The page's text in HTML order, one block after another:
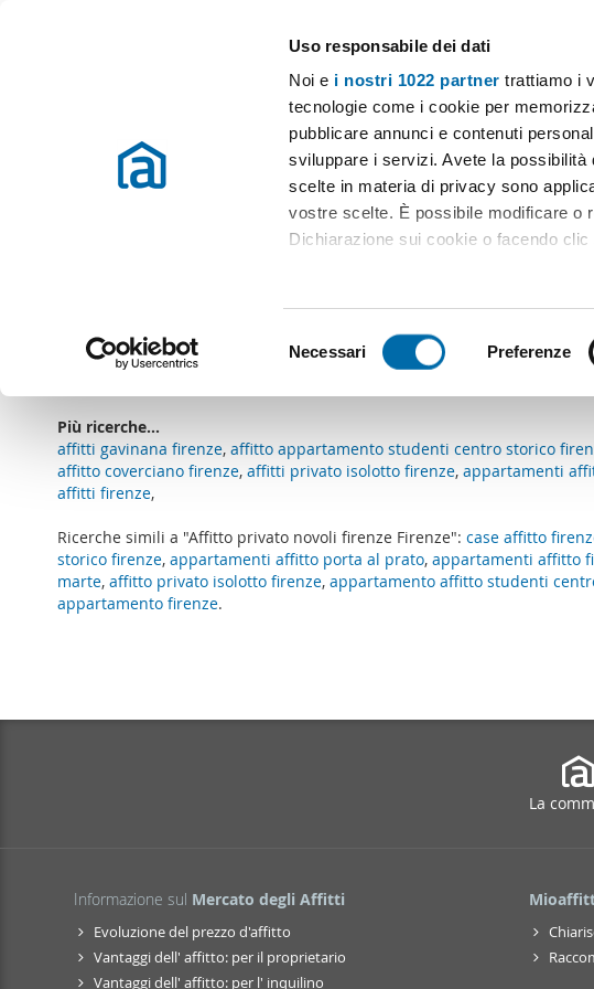
Uso responsabile dei dati
Noi e i nostri 1022 partner trattiamo i
tecnologie come i cookie per
pubblicare annunci e contenuti
sviluppare i servizi. Avete la
scelte in materia di privacy sono
vostre scelte. È possibile modificare o
Dichiarazione sui cookie o facendo
Identificare il tuo dispositivo,
(impronte digitali).
Utilizziamo i cookie per personalizzare
con i nostri partner che si occupano di
combinarle con altre informazioni che
servizi.
e
z
i
e
d
Necessari Preferenze
Case e appartamenti in affitto in tutta Italia
Scegli la zona Prezzo
Affitto Firenze Appartamenti Affitto Firenze Affitto privato novoli
Ricerche simili a "Affitto privato novoli firenze Firenze": case affitto
storico firenze, appartamenti affitto porta al prato, appartamenti affitto
marte, affitto privato isolotto firenze, appartamento affitto studenti
appartamento firenze.
Affitto privato novoli firenze Firenze (0 immobili)
Parola chiave: affitto privato novoli firenze Cancellare filtri
Sottoscriviti a un avviso emailquando ci sono immobili che
Più ricerche...
affitti gavinana firenze, affitto appartamento studenti centro storico
affitto coverciano firenze, affitti privato isolotto firenze, appartamenti
affitti firenze,
La
Informazione sul Mercato degli Affitti
Evoluzione del prezzo d'affitto
Vantaggi dell' affitto: per il proprietario
Vantaggi dell' affitto: per l' inquilino